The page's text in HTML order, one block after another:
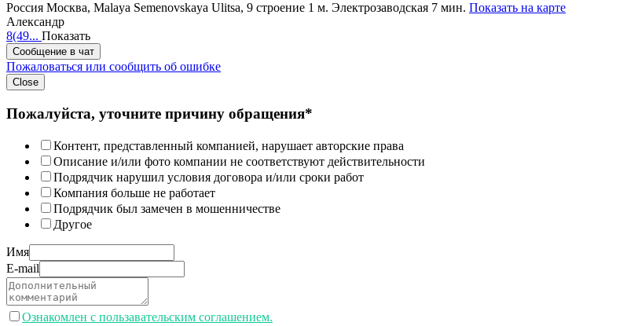
Россия Москва, Malaya Semenovskaya Ulitsa, 9 строение 1 м. Электрозаводская 7 мин. Показать на карте
Александр
8(49... Показать
Сообщение в чат
Пожаловаться или сообщить об ошибке
Close
Пожалуйста, уточните причину обращения*
Контент, представленный компанией, нарушает авторские права
Описание и/или фото компании не соответствуют действительности
Подрядчик нарушил условия договора и/или сроки работ
Компания больше не работает
Подрядчик был замечен в мошенничестве
Другое
Имя
E-mail
Ознакомлен с пользавательским соглашением.